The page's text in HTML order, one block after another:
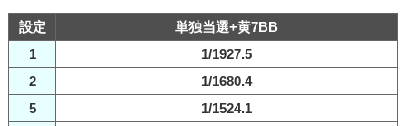
設定
単独当選+黄7BB
1
1/1927.5
2
1/1680.4
5
1/1524.1